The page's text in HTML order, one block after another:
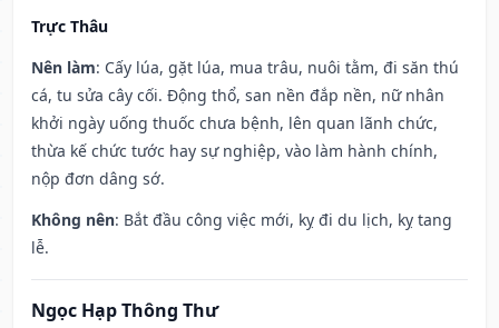
Trực Thâu
Nên làm: Cấy lúa, gặt lúa, mua trâu, nuôi tằm, đi săn thú
cá, tu sửa cây cối. Động thổ, san nền đắp nền, nữ nhân
khởi ngày uống thuốc chưa bệnh, lên quan lãnh chức,
thừa kế chức tước hay sự nghiệp, vào làm hành chính,
nộp đơn dâng sớ.
Không nên: Bắt đầu công việc mới, kỵ đi du lịch, kỵ tang
lễ.
Ngọc Hạp Thông Thư